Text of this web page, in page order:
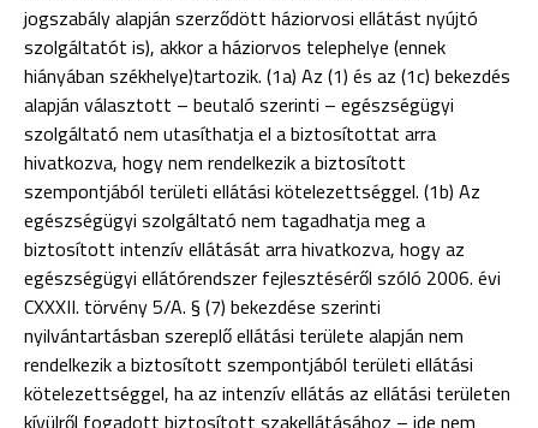
jogszabály alapján szerződött háziorvosi ellátást nyújtó
szolgáltatót is), akkor a háziorvos telephelye (ennek
hiányában székhelye)tartozik. (1a) Az (1) és az (1c) bekezdés
alapján választott – beutaló szerinti – egészségügyi
szolgáltató nem utasíthatja el a biztosítottat arra
hivatkozva, hogy nem rendelkezik a biztosított
szempontjából területi ellátási kötelezettséggel. (1b) Az
egészségügyi szolgáltató nem tagadhatja meg a
biztosított intenzív ellátását arra hivatkozva, hogy az
egészségügyi ellátórendszer fejlesztéséről szóló 2006. évi
CXXXII. törvény 5/A. § (7) bekezdése szerinti
nyilvántartásban szereplő ellátási területe alapján nem
rendelkezik a biztosított szempontjából területi ellátási
kötelezettséggel, ha az intenzív ellátás az ellátási területen
kívülről fogadott biztosított szakellátásához – ide nem